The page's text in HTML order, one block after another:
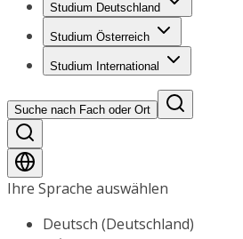
Studium Deutschland
Studium Österreich
Studium International
Suche nach Fach oder Ort
Ihre Sprache auswählen
Deutsch (Deutschland)